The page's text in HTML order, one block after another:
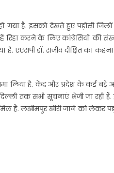
गया है. इसको देखते हुए पड़ोसी
रिहा करने के लिए कांग्रेसियों की
एएसपी डॉ. राजीव दीक्षित का
लिया है. केंद्र और प्रदेश के कई बड़े
तक सभी सूचनाएं भेजी जा रही
हैं. लखीमपुर खीरी जाने को लेकर